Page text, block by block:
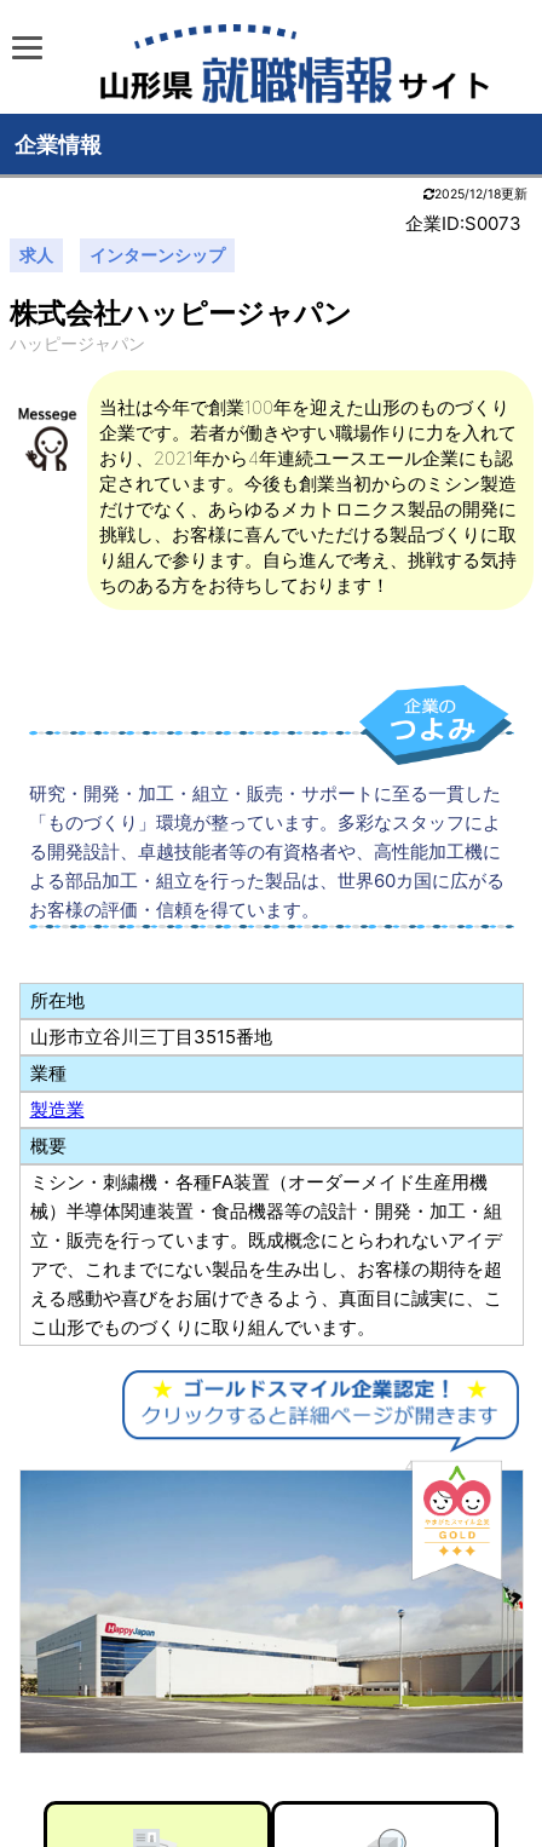
企業情報
2025/12/18更新
企業ID:S0073
求人 インターンシップ
株式会社ハッピージャパン
ハッピージャパン
当社は今年で創業100年を迎えた山形のものづくり
企業です。若者が働きやすい職場作りに力を入れて
おり、2021年から4年連続ユースエール企業にも認
定されています。今後も創業当初からのミシン製造
だけでなく、あらゆるメカトロニクス製品の開発に
挑戦し、お客様に喜んでいただける製品づくりに取
り組んで参ります。自ら進んで考え、挑戦する気持
ちのある方をお待ちしております！
研究・開発・加工・組立・販売・サポートに至る一貫した
「ものづくり」環境が整っています。多彩なスタッフによ
る開発設計、卓越技能者等の有資格者や、高性能加工機に
よる部品加工・組立を行った製品は、世界60カ国に広がる
お客様の評価・信頼を得ています。
所在地
山形市立谷川三丁目3515番地
業種
製造業
概要
ミシン・刺繍機・各種FA装置（オーダーメイド生産用機
械）半導体関連装置・食品機器等の設計・開発・加工・組
立・販売を行っています。既成概念にとらわれないアイデ
アで、これまでにない製品を生み出し、お客様の期待を超
える感動や喜びをお届けできるよう、真面目に誠実に、こ
こ山形でものづくりに取り組んでいます。